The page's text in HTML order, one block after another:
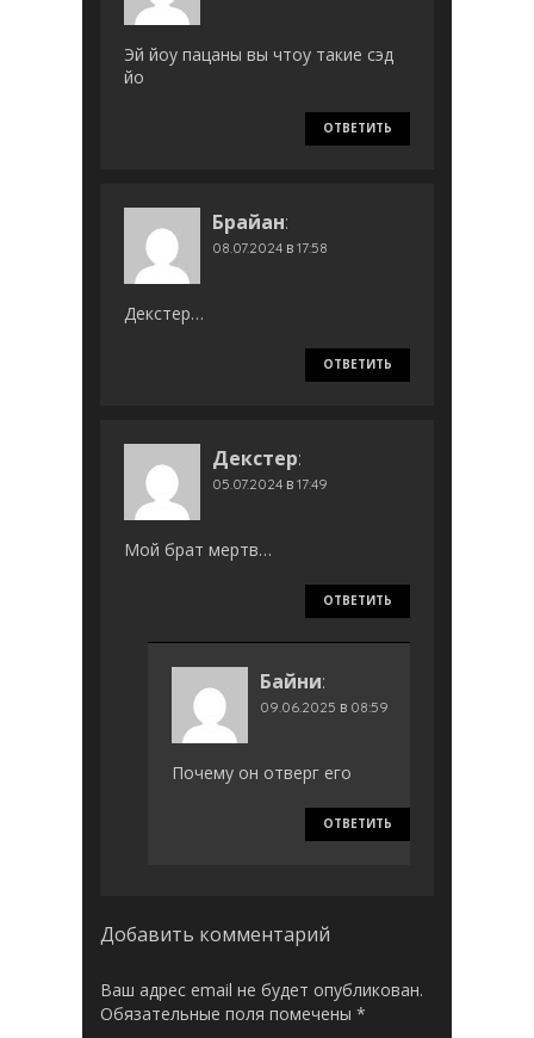
Эй йоу пацаны вы чтоу такие сэд
йо
ОТВЕТИТЬ
Брайан:
08.07.2024 в 17:58
Декстер…
ОТВЕТИТЬ
Декстер:
05.07.2024 в 17:49
Мой брат мертв…
ОТВЕТИТЬ
Байни:
09.06.2025 в 08:59
Почему он отверг его
ОТВЕТИТЬ
Добавить комментарий
Ваш адрес email не будет опубликован.
Обязательные поля помечены *